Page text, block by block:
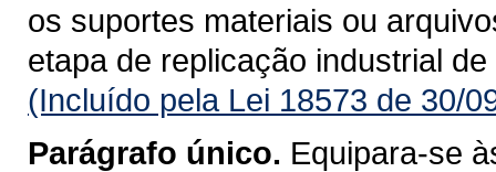
os suportes materiais ou
etapa de replicação industrial
(Incluído pela Lei 18573 de 30/
Parágrafo único. Equipara-se